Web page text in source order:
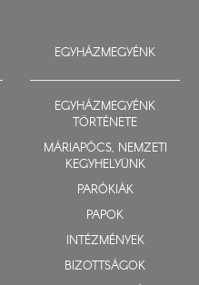
EGYHÁZMEGYÉNK
EGYHÁZMEGYÉNK
TÖRTÉNETE
MÁRIAPÓCS, NEMZETI
KEGYHELYÜNK
PARÓKIÁK
PAPOK
INTÉZMÉNYEK
BIZOTTSÁGOK